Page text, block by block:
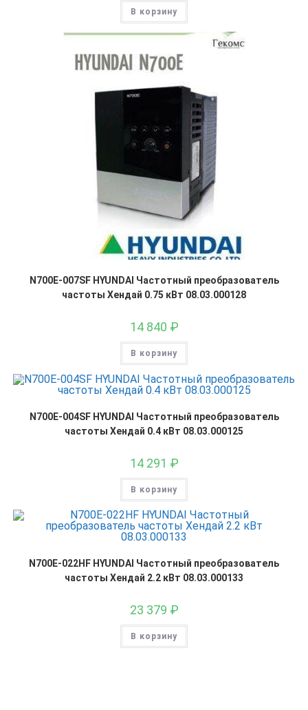
В корзину
N700E-007SF HYUNDAI Частотный преобразователь
частоты Хендай 0.75 кВт 08.03.000128
14 840 ₽
В корзину
N700E-004SF HYUNDAI Частотный преобразователь
частоты Хендай 0.4 кВт 08.03.000125
14 291 ₽
В корзину
N700E-022HF HYUNDAI Частотный преобразователь
частоты Хендай 2.2 кВт 08.03.000133
23 379 ₽
В корзину